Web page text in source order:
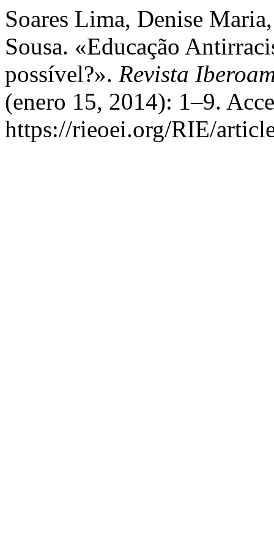
Soares Lima, Denise
Sousa. «Educação
possível?». Revista
(enero 15, 2014): 1–9.
https://rieoei.org/RIE/